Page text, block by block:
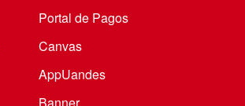
Portal de Pagos
Canvas
AppUandes